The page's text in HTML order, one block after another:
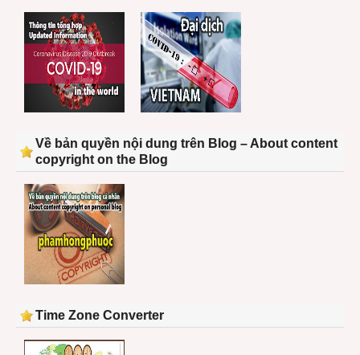
Về bản quyền nội dung trên Blog – About content
copyright on the Blog
Time Zone Converter